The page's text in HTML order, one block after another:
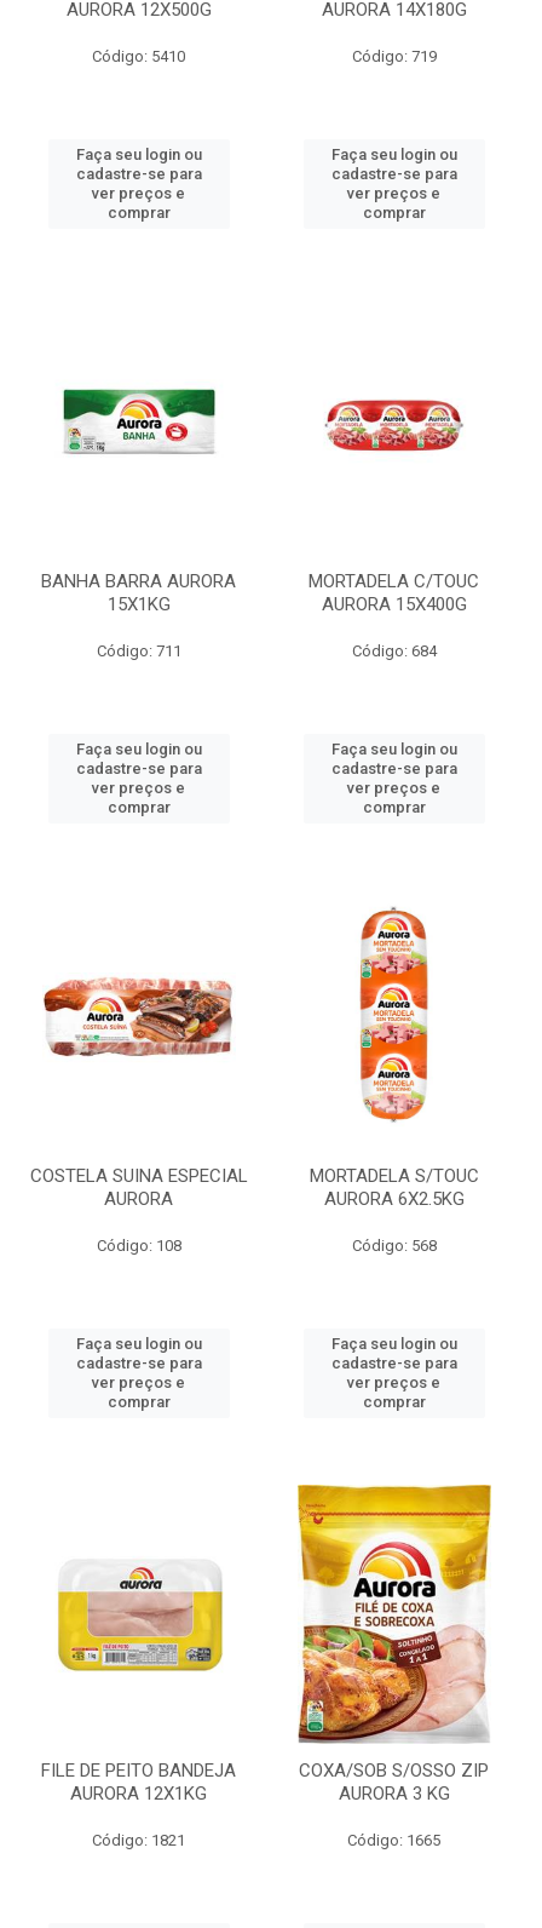
AURORA 12X500G
Código: 5410
Faça seu login ou
cadastre-se para
ver preços e
comprar
AURORA 14X180G
Código: 719
Faça seu login ou
cadastre-se para
ver preços e
comprar
BANHA BARRA AURORA
15X1KG
Código: 711
Faça seu login ou
cadastre-se para
ver preços e
comprar
MORTADELA C/TOUC
AURORA 15X400G
Código: 684
Faça seu login ou
cadastre-se para
ver preços e
comprar
COSTELA SUINA ESPECIAL
AURORA
Código: 108
Faça seu login ou
cadastre-se para
ver preços e
comprar
MORTADELA S/TOUC
AURORA 6X2.5KG
Código: 568
Faça seu login ou
cadastre-se para
ver preços e
comprar
FILE DE PEITO BANDEJA
AURORA 12X1KG
Código: 1821
COXA/SOB S/OSSO ZIP
AURORA 3 KG
Código: 1665